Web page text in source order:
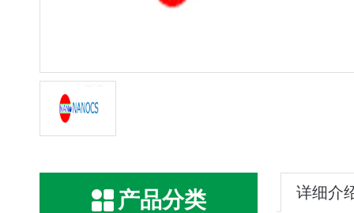
产品分类 详细介